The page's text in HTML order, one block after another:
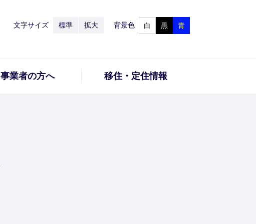
文字サイズ 標準 拡大 背景色 白 黒 青
事業者の方へ 移住・定住情報